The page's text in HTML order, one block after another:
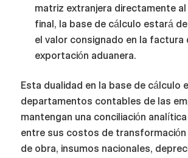
matriz extranjera directamente
final, la base de cálculo estará
el valor consignado en la factura
exportación aduanera.
Esta dualidad en la base de cálculo
departamentos contables de las
mantengan una conciliación
entre sus costos de transformación
de obra, insumos nacionales,